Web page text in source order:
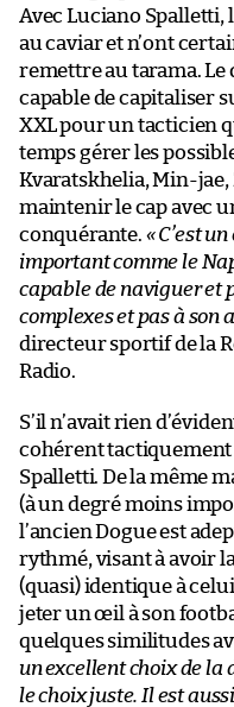
Avec Luciano Spalletti,
au caviar et n’ont
remettre au tarama. Le
capable de capitaliser
XXL pour un tacticien
temps gérer les
Kvaratskhelia, Min-jae,
maintenir le cap avec
conquérante. « C’est
important comme le
capable de naviguer et
complexes et pas à son
directeur sportif de la
Radio.
S’il n’avait rien
cohérent tactiquement
Spalletti. De la même
(à un degré moins
l’ancien Dogue est
rythmé, visant à avoir
(quasi) identique à
jeter un œil à son
quelques similitudes
un excellent choix de
le choix juste. Il est